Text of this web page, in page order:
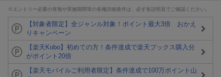
※エントリー必要の有無や実施期間等の各種詳細条件は、必ず各説明頁でご確認ください。
【対象者限定】全ジャンル対象！ポイント最大3倍 おかえ
りキャンペーン
【楽天Kobo】初めての方！条件達成で楽天ブックス購入分
がポイント20倍
【楽天モバイルご利用者限定】条件達成で100万ポイント山